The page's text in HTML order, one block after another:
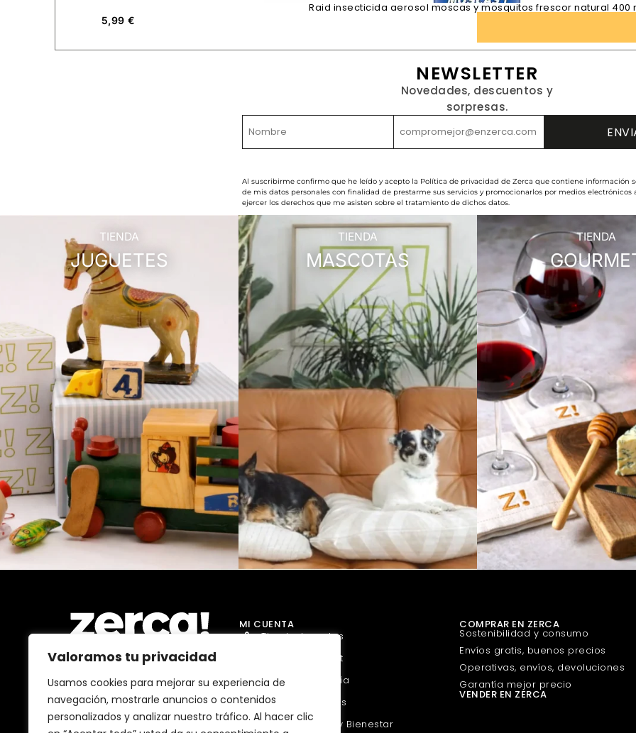
Valoramos tu privacidad
Usamos cookies para mejorar su experiencia de
navegación, mostrarle anuncios o contenidos
personalizados y analizar nuestro tráfico. Al hacer clic
Raid insecticida aerosol moscas y mosquitos frescor natural 400
5,99€
NEWSLETTER
Novedades, descuentos y
sorpresas.
Al suscribirme confirmo que he leído y acepto la Política de privacidad de Zerca que contiene información
de mis datos personales con finalidad de prestarme sus servicios y promocionarlos por medios electrónicos
ejercer los derechos que me asisten sobre el tratamiento de dichos datos.
TIENDA
JUGUETES
TIENDA
MASCOTAS
TIENDA
Comercios, productores y
distribuidores locales. Pagan
impuestos aquí, y dinamizan
economía y empleo en tu
comunidad.
MI CUENTA
Tienda Juguetes
Tienda Gourmet
Tienda Droguería
Tienda Mascotas
Tienda Belleza y Bienestar
COMPRAR EN ZERCA
Sostenibilidad y consumo
Envíos gratis, buenos precios
Operativas, envíos, devoluciones
Garantía mejor precio
VENDER EN ZERCA